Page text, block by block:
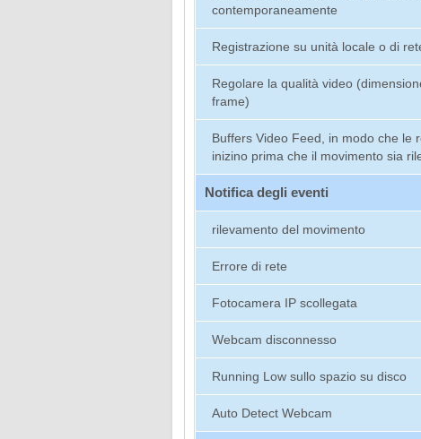
contemporaneamente
Registrazione su unità locale o di
Regolare la qualità video
frame)
Buffers Video Feed, in modo che le
inizino prima che il movimento sia
Notifica degli eventi
rilevamento del movimento
Errore di rete
Fotocamera IP scollegata
Webcam disconnesso
Running Low sullo spazio su disco
Auto Detect Webcam